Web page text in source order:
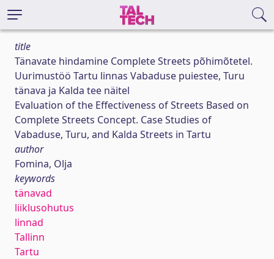
title
Tänavate hindamine Complete Streets põhimõtetel.
Uurimustöö Tartu linnas Vabaduse puiestee, Turu
tänava ja Kalda tee näitel
Evaluation of the Effectiveness of Streets Based on
Complete Streets Concept. Case Studies of
Vabaduse, Turu, and Kalda Streets in Tartu
author
Fomina, Olja
keywords
tänavad
liiklusohutus
linnad
Tallinn
Tartu